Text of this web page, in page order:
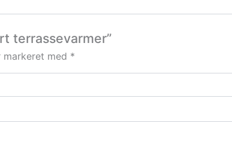
terrassevarmer”
med *